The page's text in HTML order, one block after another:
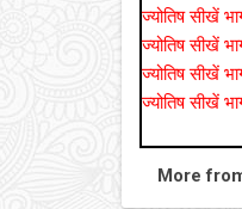
ज्‍योतिष सीखें
ज्‍योति‍ष सीखें
ज्‍योति‍ष सीखें
ज्योतिष सीखें
More